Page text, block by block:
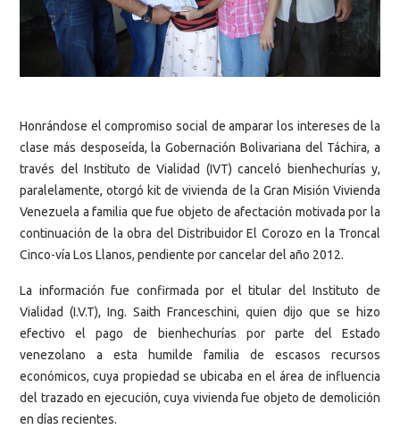
Honrándose el compromiso social de amparar los intereses de la
clase más desposeída, la Gobernación Bolivariana del Táchira, a
través del Instituto de Vialidad (IVT) canceló bienhechurías y,
paralelamente, otorgó kit de vivienda de la Gran Misión Vivienda
Venezuela a familia que fue objeto de afectación motivada por la
continuación de la obra del Distribuidor El Corozo en la Troncal
Cinco-vía Los Llanos, pendiente por cancelar del año 2012.
La información fue confirmada por el titular del Instituto de
Vialidad (I.V.T), Ing. Saith Franceschini, quien dijo que se hizo
efectivo el pago de bienhechurías por parte del Estado
venezolano a esta humilde familia de escasos recursos
económicos, cuya propiedad se ubicaba en el área de influencia
del trazado en ejecución, cuya vivienda fue objeto de demolición
en días recientes.